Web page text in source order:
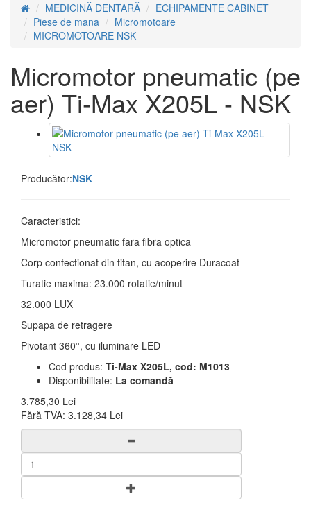
MEDICINĂ DENTARĂ
ECHIPAMENTE CABINET
Piese de mana
Micromotoare
MICROMOTOARE NSK
Micromotor pneumatic (pe
aer) Ti-Max X205L - NSK
Producător:NSK
Caracteristici:
Micromotor pneumatic fara fibra optica
Corp confectionat din titan, cu acoperire Duracoat
Turatie maxima: 23.000 rotatie/minut
32.000 LUX
Supapa de retragere
Pivotant 360°, cu iluminare LED
Cod produs: Ti-Max X205L, cod: M1013
Disponibilitate: La comandă
3.785,30 Lei
Fără TVA: 3.128,34 Lei